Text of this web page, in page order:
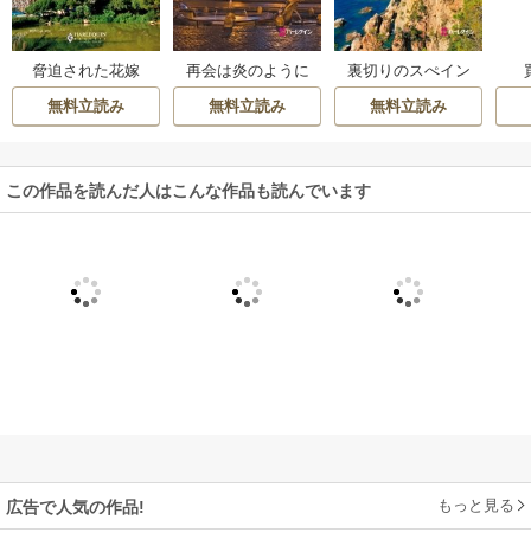
脅迫された花嫁
無料立読み
再会は炎のように
無料立読み
裏切りのスぺイン
無料立読み
この作品を読んだ人はこんな作品も読んでいます
広告で人気の作品! もっと見る